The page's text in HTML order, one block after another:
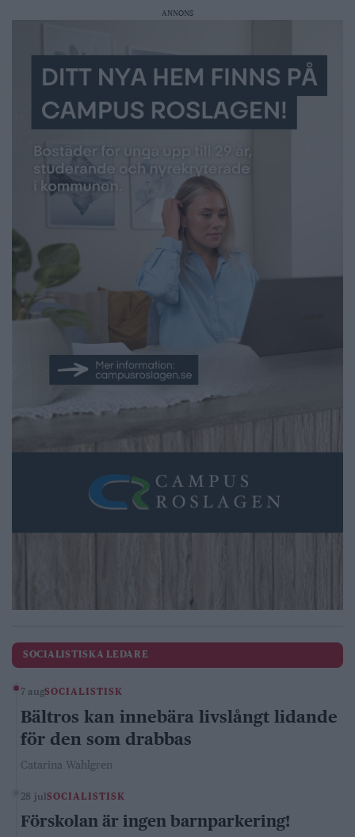
ANNONS
SOCIALISTISKA LEDARE
7 augSOCIALISTISK
Bältros kan innebära livslångt lidande
för den som drabbas
Catarina Wahlgren
28 julSOCIALISTISK
Förskolan är ingen barnparkering!